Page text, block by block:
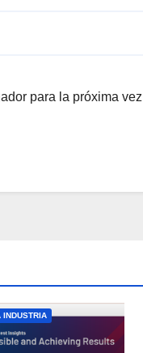
para la próxima
INDUSTRIA